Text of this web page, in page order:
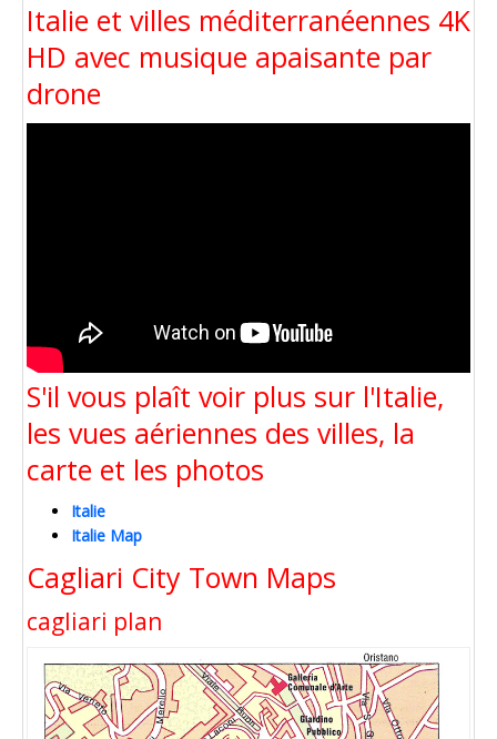
Italie et villes méditerranéennes 4K
HD avec musique apaisante par
drone
S'il vous plaît voir plus sur l'Italie,
les vues aériennes des villes, la
carte et les photos
Italie
Italie Map
Cagliari City Town Maps
cagliari plan